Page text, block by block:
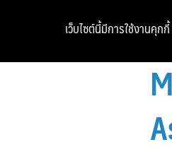
เว็บไซต์นี้มีการใช้งานคุก